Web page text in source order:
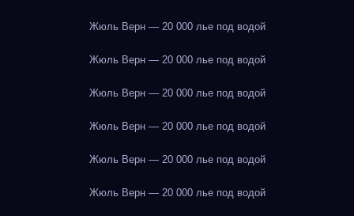
Жюль Верн — 20 000 лье под водой
Жюль Верн — 20 000 лье под водой
Жюль Верн — 20 000 лье под водой
Жюль Верн — 20 000 лье под водой
Жюль Верн — 20 000 лье под водой
Жюль Верн — 20 000 лье под водой